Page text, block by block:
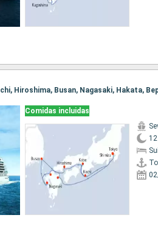
Hiroshima, Busan, Nagasaki, Hakata,
Comidas incluidas